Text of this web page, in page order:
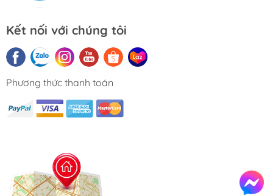
Kết nối với chúng tôi
Phương thức thanh toán